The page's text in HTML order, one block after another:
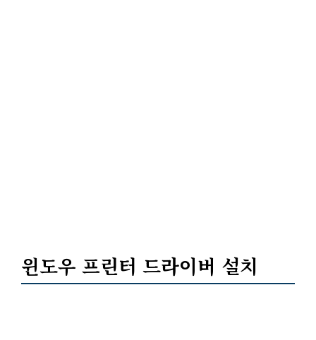
윈도우 프린터 드라이버 설치